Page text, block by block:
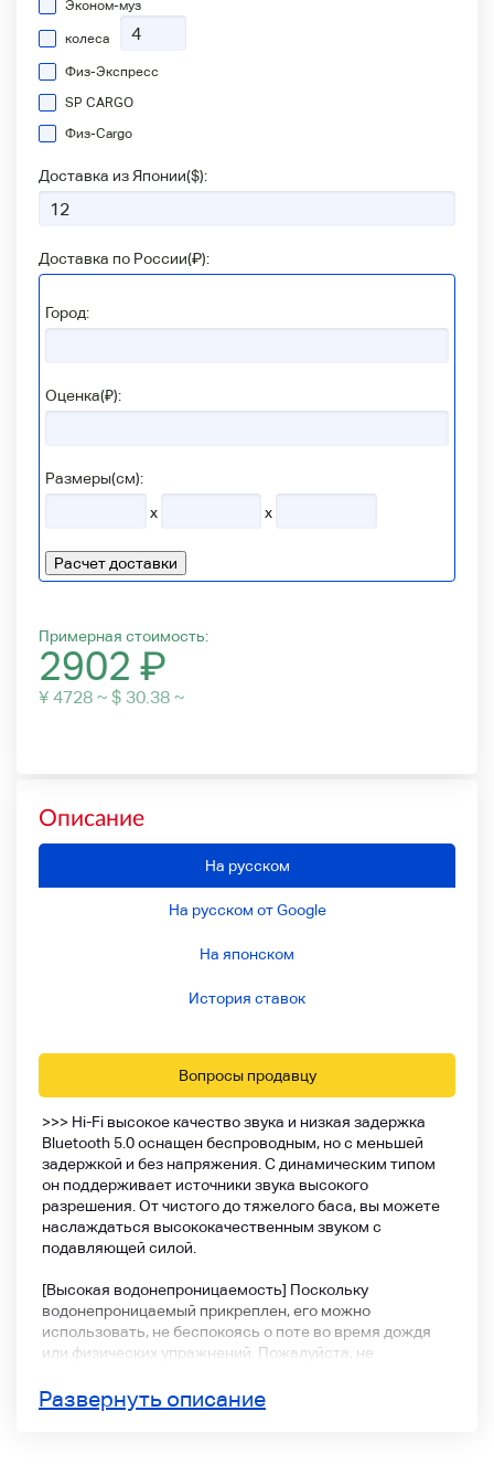
Эконом-муз
колеса
Физ-Экспресс
SP CARGO
Физ-Сargo
Доставка из Японии($):
Доставка по России(₽):
Город:
Оценка(₽):
Размеры(см):
x
x
Расчет доставки
Примерная стоимость:
2902 ₽
¥ 4728 ~ $ 30.38 ~
Описание
На русском
На русском от Google
На японском
История ставок
Вопросы продавцу
>>> Hi-Fi высокое качество звука и низкая задержка
Bluetooth 5.0 оснащен беспроводным, но с меньшей
задержкой и без напряжения. С динамическим типом
он поддерживает источники звука высокого
разрешения. От чистого до тяжелого баса, вы можете
наслаждаться высококачественным звуком с
подавляющей силой.
[Высокая водонепроницаемость] Поскольку
водонепроницаемый прикреплен, его можно
использовать, не беспокоясь о поте во время дождя
или физических упражнений. Пожалуйста, не
полностью водонепроницаема.
Развернуть описание